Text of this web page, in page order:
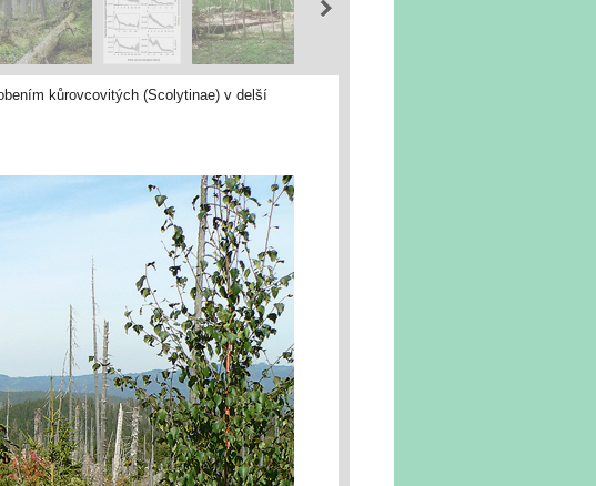
kůrovcovitých (Scolytinae) v delší